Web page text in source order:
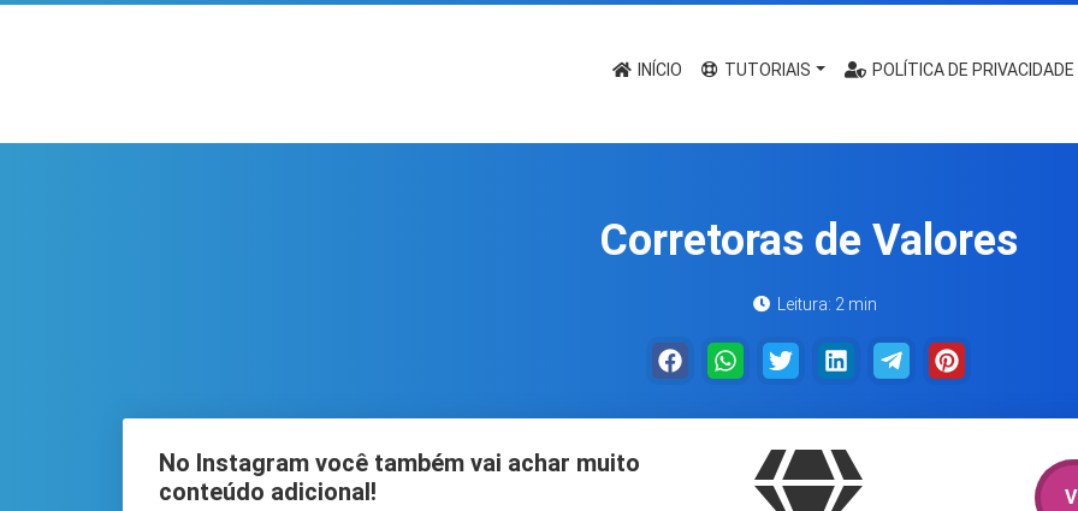
INÍCIO TUTORIAIS POLÍTICA DE PRIVACIDADE
Corretoras de Valores
Leitura: 2 min
No Instagram você também vai achar muito
conteúdo adicional!